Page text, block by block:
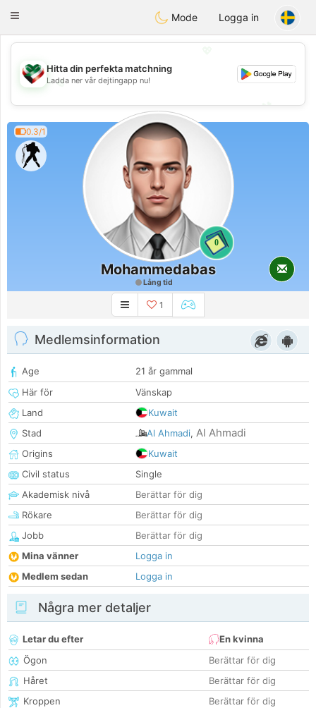
KuwaitChat
Toggle
Mode Logga in
💖
💕
💕
Hitta din perfekta matchning
Ladda ner vår dejtingapp nu!
0.3/1
0
Mohammedabas
Lång tid
1
Medlemsinformation
Age
21 år gammal
Här för
Vänskap
Land
Kuwait
Stad
Al Ahmadi, Al Ahmadi
Origins
Kuwait
Civil status
Single
Akademisk nivå
Berättar för dig
Rökare
Berättar för dig
Jobb
Berättar för dig
Mina vänner
Logga in
Medlem sedan
Logga in
Några mer detaljer
Letar du efter
En kvinna
Ögon
Berättar för dig
Håret
Berättar för dig
Kroppen
Berättar för dig